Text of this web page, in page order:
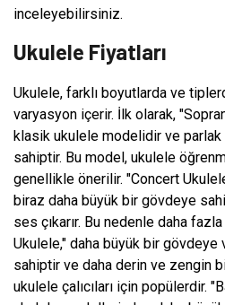
inceleyebilirsiniz.
Ukulele Fiyatları
Ukulele, farklı boyutlarda ve
varyasyon içerir. İlk olarak,
klasik ukulele modelidir ve parlak
sahiptir. Bu model, ukulele
genellikle önerilir. "Concert
biraz daha büyük bir gövdeye
ses çıkarır. Bu nedenle daha
Ukulele," daha büyük bir gövdeye
sahiptir ve daha derin ve zengin
ukulele çalıcıları için popülerdir.